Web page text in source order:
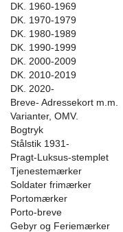
DK. 1960-1969
DK. 1970-1979
DK. 1980-1989
DK. 1990-1999
DK. 2000-2009
DK. 2010-2019
DK. 2020-
Breve- Adressekort m.m.
Varianter, OMV.
Bogtryk
Stålstik 1931-
Pragt-Luksus-stemplet
Tjenestemærker
Soldater frimærker
Portomærker
Porto-breve
Gebyr og Feriemærker